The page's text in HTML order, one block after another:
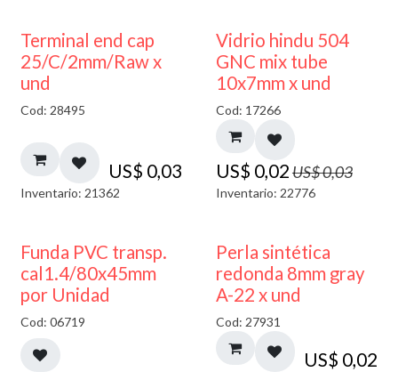
Terminal end cap
25/C/2mm/Raw x
und
Cod: 28495
US$ 0,03
Inventario: 21362
40% DESCUENTO
Vidrio hindu 504
GNC mix tube
10x7mm x und
Cod: 17266
US$ 0,02US$0,03
Inventario: 22776
Funda PVC transp.
cal1.4/80x45mm
por Unidad
Cod: 06719
Perla sintética
redonda 8mm gray
A-22 x und
Cod: 27931
US$ 0,02